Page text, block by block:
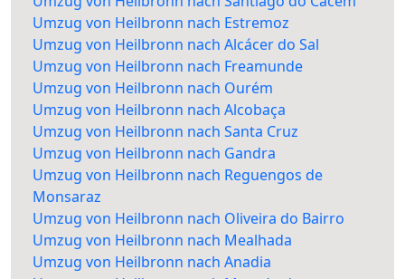
Umzug von Heilbronn nach Estremoz
Umzug von Heilbronn nach Alcácer do Sal
Umzug von Heilbronn nach Freamunde
Umzug von Heilbronn nach Ourém
Umzug von Heilbronn nach Alcobaça
Umzug von Heilbronn nach Santa Cruz
Umzug von Heilbronn nach Gandra
Umzug von Heilbronn nach Reguengos de
Monsaraz
Umzug von Heilbronn nach Oliveira do Bairro
Umzug von Heilbronn nach Mealhada
Umzug von Heilbronn nach Anadia